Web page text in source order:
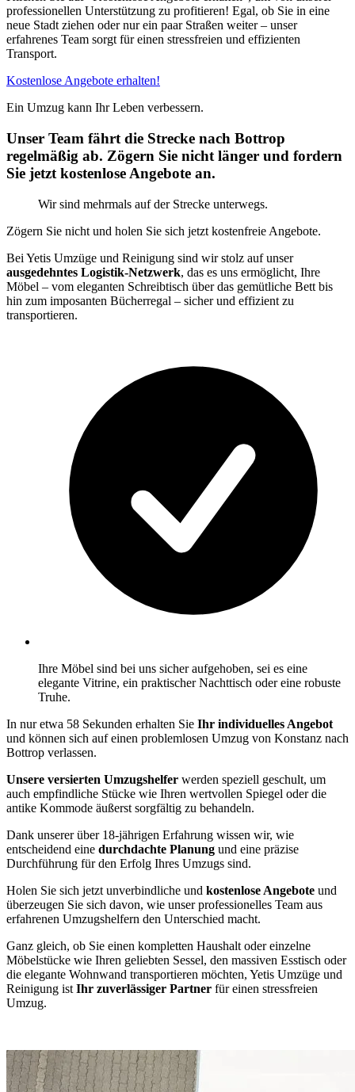
professionellen Unterstützung zu profitieren! Egal, ob Sie in eine
neue Stadt ziehen oder nur ein paar Straßen weiter – unser
erfahrenes Team sorgt für einen stressfreien und effizienten
Transport.
Kostenlose Angebote erhalten!
Ein Umzug kann Ihr Leben verbessern.
Unser Team fährt die Strecke nach Bottrop
regelmäßig ab. Zögern Sie nicht länger und fordern
Sie jetzt kostenlose Angebote an.
Wir sind mehrmals auf der Strecke unterwegs.
Zögern Sie nicht und holen Sie sich jetzt kostenfreie Angebote.
Bei Yetis Umzüge und Reinigung sind wir stolz auf unser
ausgedehntes Logistik-Netzwerk, das es uns ermöglicht, Ihre
Möbel – vom eleganten Schreibtisch über das gemütliche Bett bis
hin zum imposanten Bücherregal – sicher und effizient zu
transportieren.
Ihre Möbel sind bei uns sicher aufgehoben, sei es eine
elegante Vitrine, ein praktischer Nachttisch oder eine robuste
Truhe.
In nur etwa 58 Sekunden erhalten Sie Ihr individuelles Angebot
und können sich auf einen problemlosen Umzug von Konstanz nach
Bottrop verlassen.
Unsere versierten Umzugshelfer werden speziell geschult, um
auch empfindliche Stücke wie Ihren wertvollen Spiegel oder die
antike Kommode äußerst sorgfältig zu behandeln.
Dank unserer über 18-jährigen Erfahrung wissen wir, wie
entscheidend eine durchdachte Planung und eine präzise
Durchführung für den Erfolg Ihres Umzugs sind.
Holen Sie sich jetzt unverbindliche und kostenlose Angebote und
überzeugen Sie sich davon, wie unser professionelles Team aus
erfahrenen Umzugshelfern den Unterschied macht.
Ganz gleich, ob Sie einen kompletten Haushalt oder einzelne
Möbelstücke wie Ihren geliebten Sessel, den massiven Esstisch oder
die elegante Wohnwand transportieren möchten, Yetis Umzüge und
Reinigung ist Ihr zuverlässiger Partner für einen stressfreien
Umzug.